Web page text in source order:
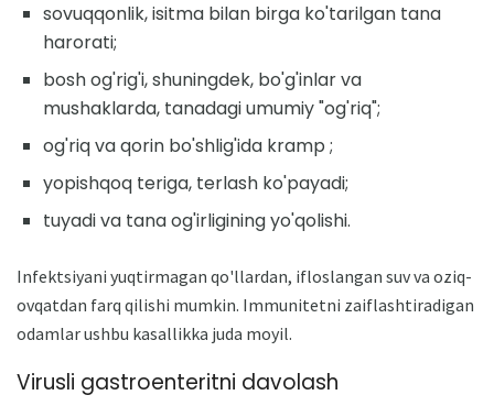
sovuqqonlik, isitma bilan birga ko'tarilgan tana
harorati;
bosh og'rig'i, shuningdek, bo'g'inlar va
mushaklarda, tanadagi umumiy "og'riq";
og'riq va qorin bo'shlig'ida kramp ;
yopishqoq teriga, terlash ko'payadi;
tuyadi va tana og'irligining yo'qolishi.
Infektsiyani yuqtirmagan qo'llardan, ifloslangan suv va oziq-
ovqatdan farq qilishi mumkin. Immunitetni zaiflashtiradigan
odamlar ushbu kasallikka juda moyil.
Virusli gastroenteritni davolash